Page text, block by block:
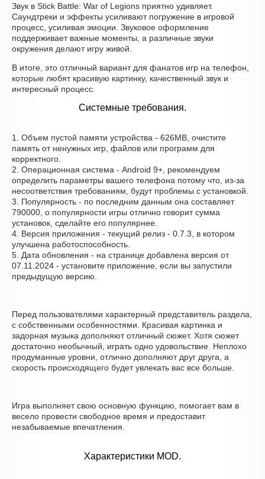
Звук в Stick Battle: War of Legions приятно удивляет.
Саундтреки и эффекты усиливают погружение в игровой
процесс, усиливая эмоции. Звуковое оформление
поддерживает важные моменты, а различные звуки
окружения делают игру живой.
В итоге, это отличный вариант для фанатов игр на телефон,
которые любят красивую картинку, качественный звук и
интересный процесс.
Системные требования.
1. Объем пустой памяти устройства - 626MB, очистите
память от ненужных игр, файлов или программ для
корректного.
2. Операционная система - Android 9+, рекомендуем
определить параметры вашего телефона потому что, из-за
несоответствия требованиям, будут проблемы с установкой.
3. Популярность - по последним данным она составляет
790000, о популярности игры отлично говорит сумма
установок, сделайте его популярнее.
4. Версия приложения - текущий релиз - 0.7.3, в котором
улучшена работоспособность.
5. Дата обновления - на странице добавлена версия от
07.11.2024 - установите приложение, если вы запустили
предыдущую версию.
Перед пользователями характерный представитель раздела,
с собственными особенностями. Красивая картинка и
задорная музыка дополняют отличный сюжет. Хотя сюжет
достаточно необычный, играть одно удовольствие. Неплохо
продуманные уровни, отлично дополняют друг друга, а
скорость происходящего будет увлекать вас все больше.
Игра выполняет свою основную функцию, помогает вам в
весело провести свободное время и предоставит
незабываемые впечатления.
Характеристики MOD.